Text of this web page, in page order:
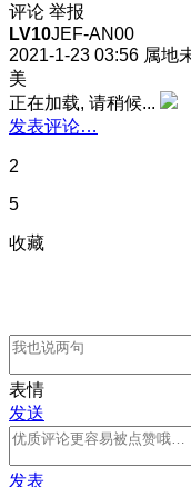
评论 举报
LV10JEF-AN00
2021-1-23 03:56 属地
美
正在加载, 请稍候...
发表评论…
2
5
收藏
表情
发送
发表